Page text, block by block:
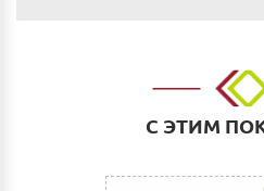
Наличным и безналичным
адресу: г. Нижний
расчетный счет. Для
С ЭТИМ